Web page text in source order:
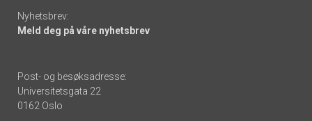
Nyhetsbrev:
Meld deg på våre nyhetsbrev
Post- og besøksadresse:
Universitetsgata 22
0162 Oslo